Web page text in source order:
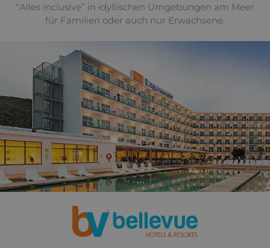
“Alles inclusive” in idyllischen Umgebungen am Meer
für Familien oder auch nur Erwachsene.